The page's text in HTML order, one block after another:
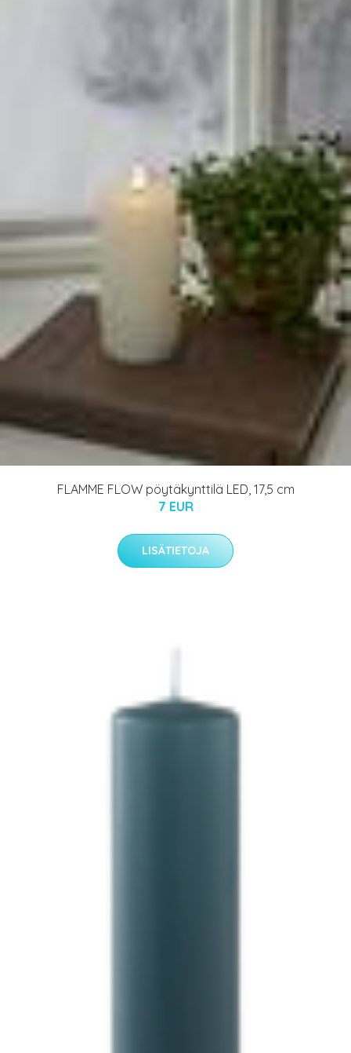
FLAMME FLOW pöytäkynttilä LED, 17,5 cm
7 EUR
LISÄTIETOJA